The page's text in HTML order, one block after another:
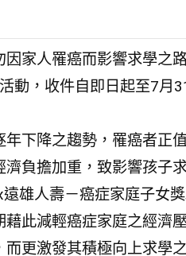
家人罹癌而影響求學之
動，收件自即日起至7月
下降之趨勢，罹癌者正
負擔加重，致影響孩子
雄人壽－癌症家庭子女
此減輕癌症家庭之經濟
更激發其積極向上求學